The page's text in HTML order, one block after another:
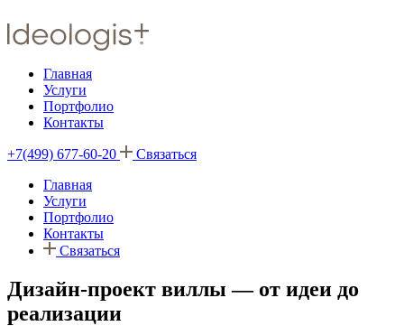
Главная
Услуги
Портфолио
Контакты
+7(499) 677-60-20
Связаться
Главная
Услуги
Портфолио
Контакты
Связаться
Дизайн-проект виллы — от идеи до
реализации